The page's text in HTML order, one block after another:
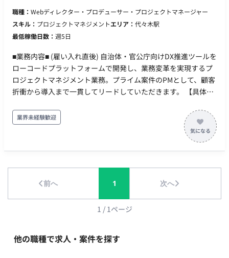
職種： Webディレクター・プロデューサー・プロジェクトマネージャー
スキル： プロジェクトマネジメントエリア： 代々木駅
最低稼働日数： 週5日
■業務内容■ (雇い入れ直後) 自治体・官公庁向けDX推進ツールを
ローコードプラットフォームで開発し、業務変革を実現するプ
ロジェクトマネジメント業務。プライム案件のPMとして、顧客
折衝から導入まで一貫してリードしていただきます。 【具体的
ド、および定期的な進捗報告会やレビュー会議の主導 ・課題や
リスクの早期把握、対応策の提案、承認プロセスの管理と関係
者間の調整 ・ローコードプラットフォームを活用した開発計画
の策定、開発チームのタスクおよび進捗管理 ・テスト計画の策
導入後の運用・保守体制の構築支援 【チーム体制】 ・配属先：
約60名（20〜40代、中途入社比率半数以上） ・職種：PM、
後正社員登用予定 試用期間：紹介予定派遣のためなし 休日・休
暇：完全週休2日制（土・日）、祝日、夏季休暇、年末年始休
業界未経験歓迎
前へ 1 次へ
1 / 1ページ
他の職種で求人・案件を探す